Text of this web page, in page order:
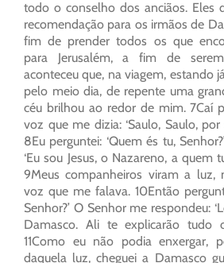
todo o conselho dos anciãos. Eles
recomendação para os irmãos de
fim de prender todos os que
para Jerusalém, a fim de
aconteceu que, na viagem, estando
pelo meio dia, de repente uma
céu brilhou ao redor de mim. 7Caí
voz que me dizia: ‘Saulo, Saulo, por
8Eu perguntei: ‘Quem és tu,
‘Eu sou Jesus, o Nazareno, a quem
9Meus companheiros viram a luz,
voz que me falava. 10Então
Senhor?’ O Senhor me respondeu:
Damasco. Ali te explicarão tudo
11Como eu não podia enxergar,
daquela luz, cheguei a Damasco